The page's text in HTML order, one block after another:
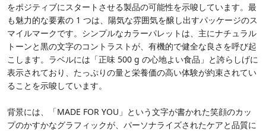
をポジティブにスタートさせる製品の可能性を示唆しています。最
も魅力的な要素の 1 つは、陽気な雰囲気を醸し出すパッケージのス
マイルマークです。シンプルなカラーパレットは、主にナチュラル
トーンと黒の文字のコントラストが、有機的で健全な良さを呼び起
こします。ラベルには「正味 500 g の心地よい食品」と誇らしげに
表示されており、たっぷりの量と栄養価の高い体験が約束されてい
ることを示唆しています。
背景には、「MADE FOR YOU」という文字が書かれた笑顔のカッ
プのかすかなグラフィックが、パーソナライズされたケアと品質に